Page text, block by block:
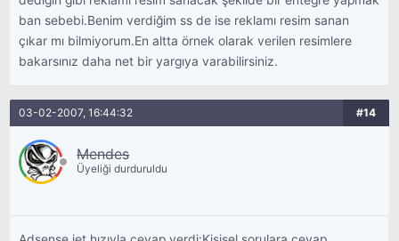
ban sebebi.Benim verdiğim ss de ise reklamı resim sanan
çıkar mı bilmiyorum.En altta örnek olarak verilen resimlere
bakarsınız daha net bir yargıya varabilirsiniz.
03-02-2007, 16:44:32 #14
Mendes
Üyeliği durduruldu